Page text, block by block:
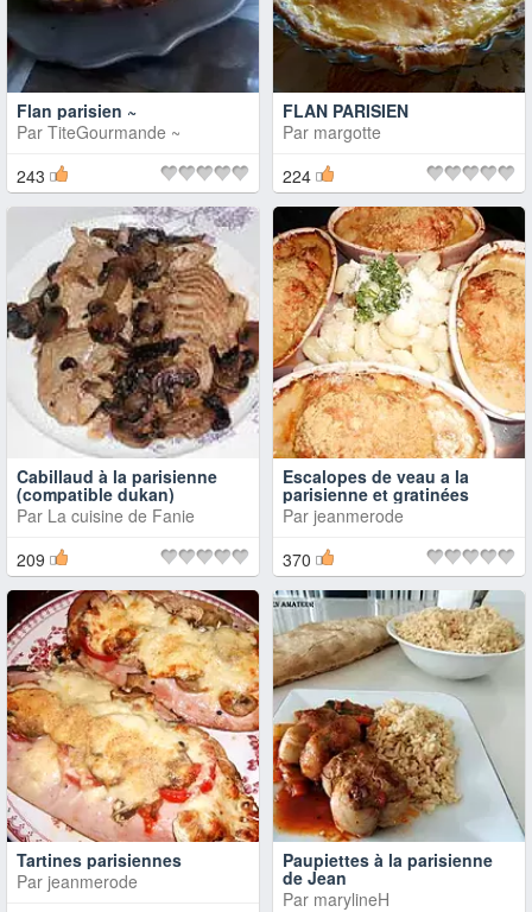
Flan parisien ~
Par TiteGourmande ~
243
FLAN PARISIEN
Par margotte
224
Cabillaud à la parisienne
(compatible dukan)
Par La cuisine de Fanie
209
Escalopes de veau a la
parisienne et gratinées
Par jeanmerode
370
Tartines parisiennes
Par jeanmerode
Paupiettes à la parisienne
de Jean
Par marylineH